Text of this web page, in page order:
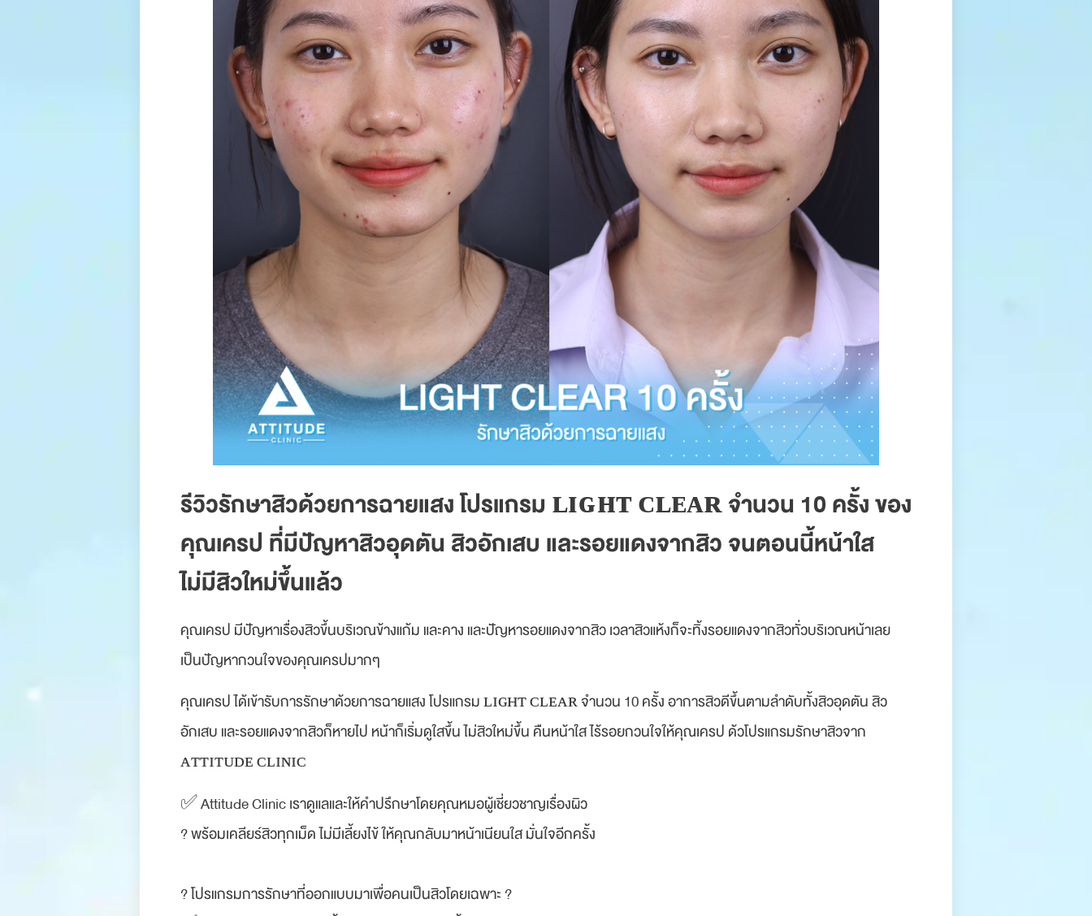
รีวิวรักษาสิวด้วยการฉายแสง โปรแกรม ʟɪɢʜᴛ ᴄʟᴇᴀʀ จำนวน 10 ครั้ง ของ
คุณเครป ที่มีปัญหาสิวอุดตัน สิวอักเสบ และรอยแดงจากสิว จนตอนนี้หน้าใส
ไม่มีสิวใหม่ขึ้นแล้ว
คุณเครป มีปัญหาเรื่องสิวขึ้นบริเวณข้างแก้ม และคาง และปัญหารอยแดงจากสิว เวลาสิวแห้งก็จะทิ้งรอยแดงจากสิวทั่วบริเวณหน้าเลย
เป็นปัญหากวนใจของคุณเครปมากๆ
คุณเครป ได้เข้ารับการรักษาด้วยการฉายแสง โปรแกรม ʟɪɢʜᴛ ᴄʟᴇᴀʀ จำนวน 10 ครั้ง อาการสิวดีขึ้นตามลำดับทั้งสิวอุดตัน สิว
อักเสบ และรอยแดงจากสิวก็หายไป หน้าก็เริ่มดูใสขึ้น ไม่สิวใหม่ขึ้น คืนหน้าใส ไร้รอยกวนใจให้คุณเครป ด้วโปรแกรมรักษาสิวจาก
ᴀᴛᴛɪᴛᴜᴅᴇ ᴄʟɪɴɪᴄ
✅ Attitude Clinic เราดูแลและให้คำปรึกษาโดยคุณหมอผู้เชี่ยวชาญเรื่องผิว
? พร้อมเคลียร์สิวทุกเม็ด ไม่มีเลี้ยงไข้ ให้คุณกลับมาหน้าเนียนใส มั่นใจอีกครั้ง
? โปรแกรมการรักษาที่ออกแบบมาเพื่อคนเป็นสิวโดยเฉพาะ ?